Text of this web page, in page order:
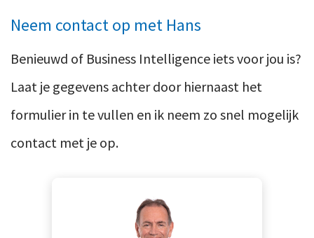
Werken bij
Service & Support
Veilig bestanden delen
Duurzaam ondernemen
Werken-bij
Bedrijfsgeschiedenis
Contact
Neem contact op met Hans
Benieuwd of Business Intelligence iets voor jou is?
Laat je gegevens achter door hiernaast het
formulier in te vullen en ik neem zo snel mogelijk
contact met je op.